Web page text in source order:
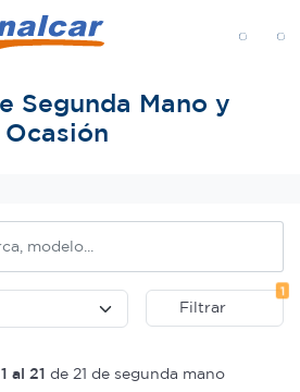
Segunda Mano y
Ocasión
Filtrar
1
1 al 21 de 21 de segunda mano